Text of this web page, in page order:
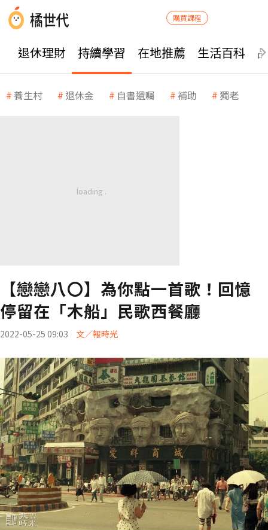
購買課程
退休理財 持續學習 在地推薦 生活百科
養生村 退休金 自書遺囑 補助 獨老
【戀戀八〇】為你點一首歌！回憶
停留在「木船」民歌西餐廳
2022-05-25 09:03 文／報時光